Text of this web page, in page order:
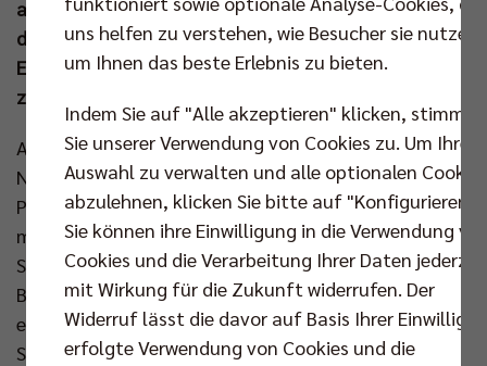
auch BR Volleys Geschäftsführer Kaweh Niroomand,
dem diese Ehre aufgrund seines jahrzehntelangen
Engagements für den deutschen Volleyball
zuteilwurde.
Ausgerechnet an seinem Geburtstag war Kaweh
Niroomand gemeinsam mit 16 weiteren
Persönlichkeiten, darunter zum Beispiel die
mehrfache Welt- und Europameisterin im
Schwimmen, Franziska van Almsick, in den Sitz des
Bundespräsidenten im Herzen der Hauptstadt
eingeladen. Die an diesem Tag von Frank-Walter
Steinmeier begrüßten neun Frauen und acht Männer
uns helfen zu verstehen, wie Besucher sie nutzen,
um Ihnen das beste Erlebnis zu bieten.
Indem Sie auf "Alle akzeptieren" klicken, stimmen
Sie unserer Verwendung von Cookies zu. Um Ihre
Auswahl zu verwalten und alle optionalen Cookies
abzulehnen, klicken Sie bitte auf "Konfigurieren".
Sie können ihre Einwilligung in die Verwendung
Cookies und die Verarbeitung Ihrer Daten
mit Wirkung für die Zukunft widerrufen. Der
Widerruf lässt die davor auf Basis Ihrer
erfolgte Verwendung von Cookies und die